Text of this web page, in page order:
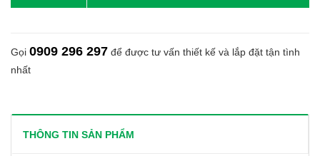
Gọi 0909 296 297 để được tư vấn thiết kế và lắp đặt tận tình
nhất
THÔNG TIN SẢN PHẨM